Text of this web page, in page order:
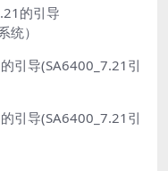
的引导
统）
引导(SA6400_7.21引
引导(SA6400_7.21引